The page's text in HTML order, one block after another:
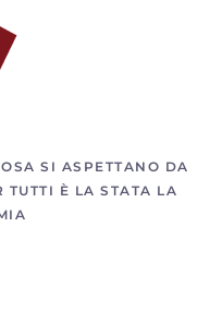
SI ASPETTANO DA
TUTTI È LA STATA LA